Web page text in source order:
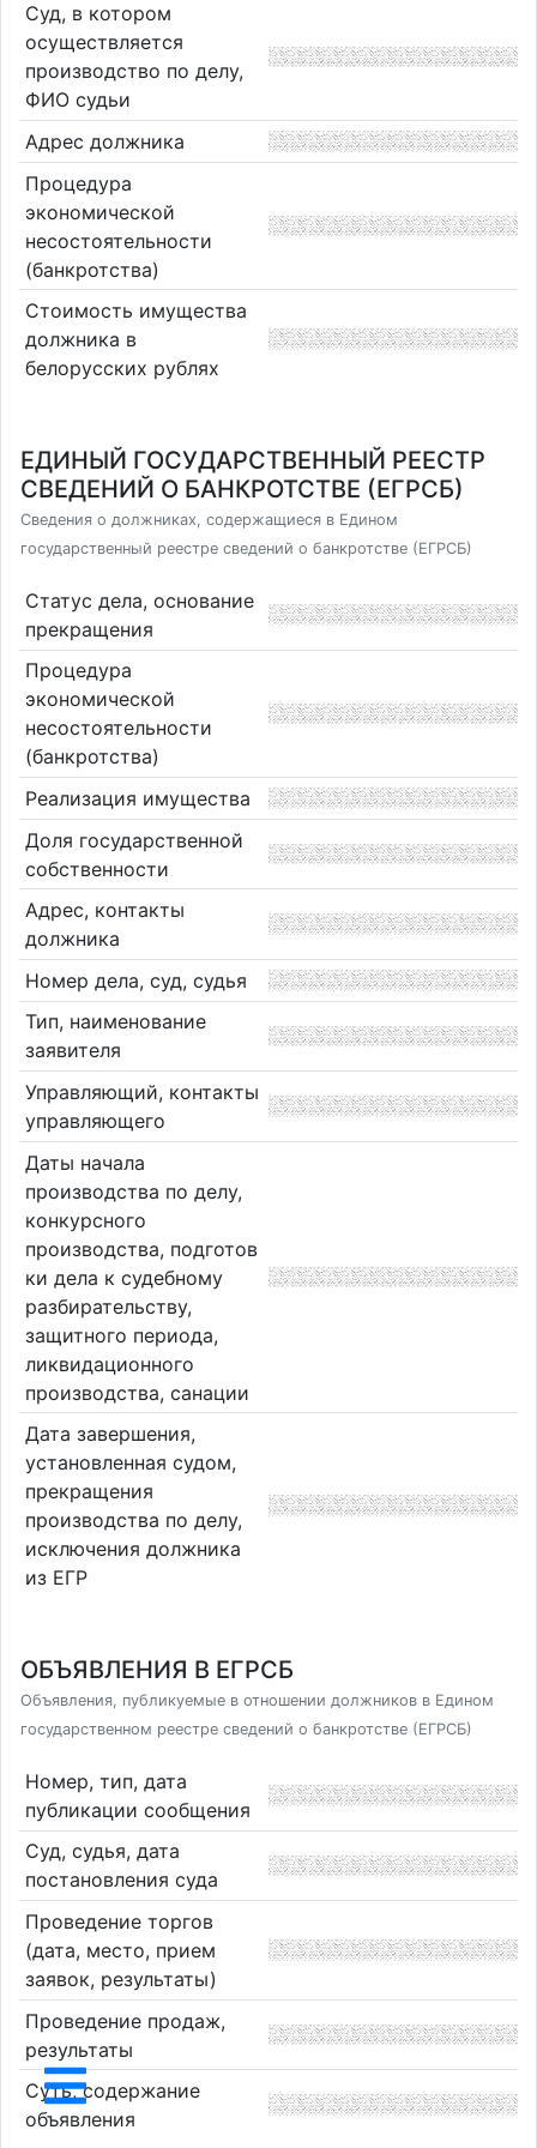
Суд, в котором
осуществляется
производство по делу,
ФИО судьи
Адрес должника
Процедура
экономической
несостоятельности
(банкротства)
Стоимость имущества
должника в
белорусских рублях
ЕДИНЫЙ ГОСУДАРСТВЕННЫЙ РЕЕСТР
СВЕДЕНИЙ О БАНКРОТСТВЕ (ЕГРСБ)
Сведения о должниках, содержащиеся в Едином
государственный реестре сведений о банкротстве (ЕГРСБ)
Статус дела, основание
прекращения
Процедура
экономической
несостоятельности
(банкротства)
Реализация имущества
Доля государственной
собственности
Адрес, контакты
должника
Номер дела, суд, судья
Тип, наименование
заявителя
Управляющий, контакты
управляющего
Даты начала
производства по делу,
конкурсного
производства, подготов
ки дела к судебному
разбирательству,
защитного периода,
ликвидационного
производства, санации
Дата завершения,
установленная судом,
прекращения
производства по делу,
исключения должника
из ЕГР
ОБЪЯВЛЕНИЯ В ЕГРСБ
Объявления, публикуемые в отношении должников в Едином
государственном реестре сведений о банкротстве (ЕГРСБ)
Номер, тип, дата
публикации сообщения
Суд, судья, дата
постановления суда
Проведение торгов
(дата, место, прием
заявок, результаты)
Проведение продаж,
результаты
Суть, содержание
объявления